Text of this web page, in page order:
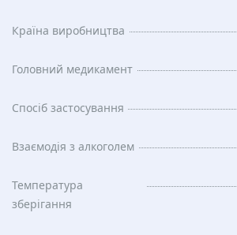
Країна виробництва
Головний медикамент
Спосіб застосування
Взаємодія з алкоголем
Температура
зберiгання